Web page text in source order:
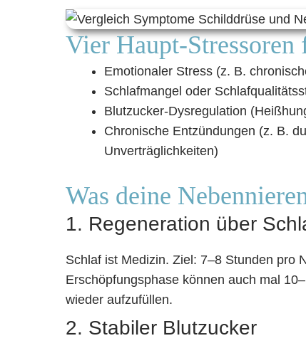
Vier Haupt-Stressoren
Emotionaler Stress (z. B.
Schlafmangel oder
Blutzucker-Dysregulation
Chronische Entzündungen (z. B.
Unverträglichkeiten)
Was deine
1. Regeneration über
Schlaf ist Medizin. Ziel: 7–8 Stunden pro
Erschöpfungsphase können auch mal
wieder aufzufüllen.
2. Stabiler Blutzucker